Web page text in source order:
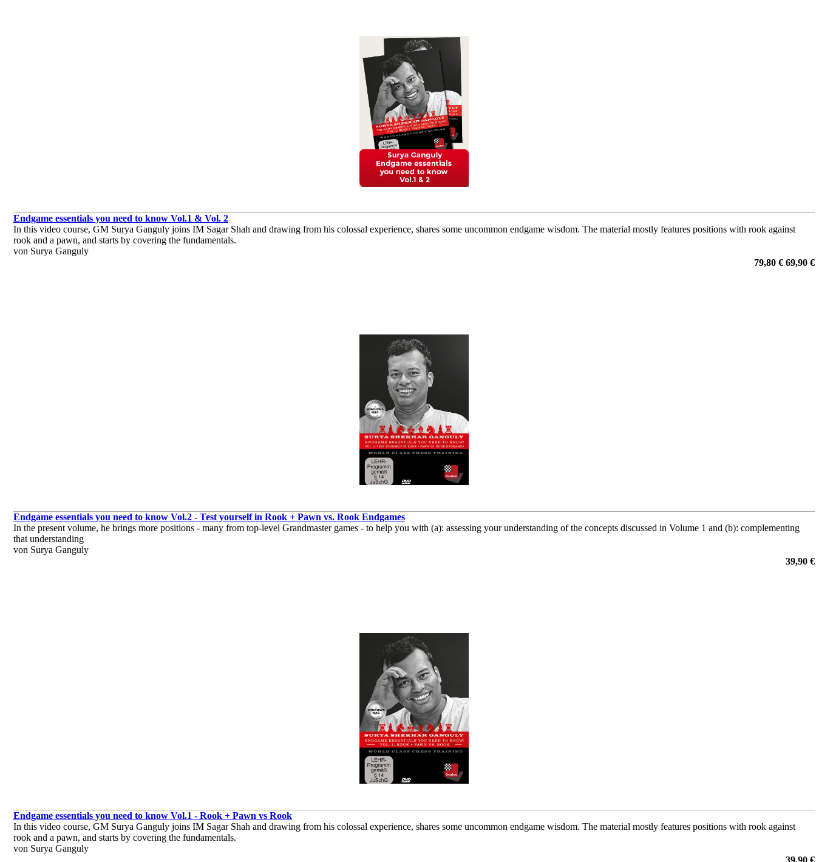
Endgame essentials you need to know Vol.1 & Vol. 2
In this video course, GM Surya Ganguly joins IM Sagar Shah and drawing from his colossal experience, shares some uncommon endgame wisdom. The material mostly features positions with rook against
rook and a pawn, and starts by covering the fundamentals.
von Surya Ganguly
79,80 € 69,90 €
Endgame essentials you need to know Vol.2 - Test yourself in Rook + Pawn vs. Rook Endgames
In the present volume, he brings more positions - many from top-level Grandmaster games - to help you with (a): assessing your understanding of the concepts discussed in Volume 1 and (b): complementing
that understanding
von Surya Ganguly
39,90 €
Endgame essentials you need to know Vol.1 - Rook + Pawn vs Rook
In this video course, GM Surya Ganguly joins IM Sagar Shah and drawing from his colossal experience, shares some uncommon endgame wisdom. The material mostly features positions with rook against
rook and a pawn, and starts by covering the fundamentals.
von Surya Ganguly
39,90 €